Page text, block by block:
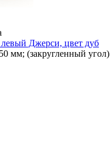
Джерси, цвет дуб
мм; (закругленный угол)